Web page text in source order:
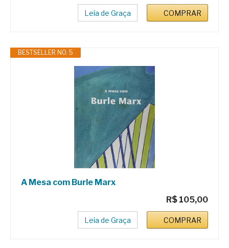
Leia de Graça COMPRAR
BESTSELLER NO. 5
A Mesa com Burle Marx
R$ 105,00
Leia de Graça COMPRAR